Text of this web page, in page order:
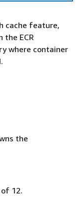
cache feature,
the ECR
where container
the
12.